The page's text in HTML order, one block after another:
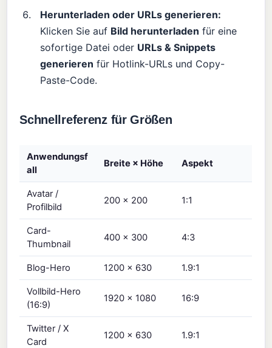
Herunterladen oder URLs generieren:
Klicken Sie auf Bild herunterladen für eine
sofortige Datei oder URLs & Snippets
generieren für Hotlink-URLs und Copy-
Paste-Code.
Schnellreferenz für Größen
Anwendungsf
all
Breite × Höhe Aspekt
Avatar /
Profilbild
200 × 200 1:1
Card-
Thumbnail
400 × 300 4:3
Blog-Hero 1200 × 630 1.9:1
Vollbild-Hero
(16:9)
1920 × 1080 16:9
Twitter / X
Card
1200 × 630 1.9:1